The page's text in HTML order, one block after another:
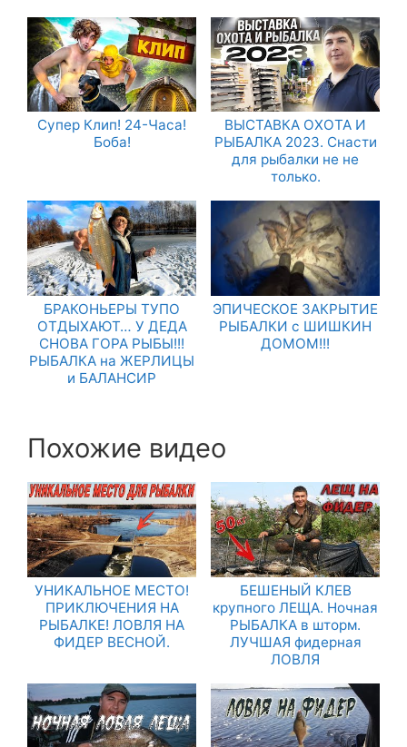
Супер Клип! 24-Часа!
Боба!
ВЫСТАВКА ОХОТА И
РЫБАЛКА 2023. Снасти
для рыбалки не не
только.
БРАКОНЬЕРЫ ТУПО
ОТДЫХАЮТ… У ДЕДА
СНОВА ГОРА РЫБЫ!!!
РЫБАЛКА на ЖЕРЛИЦЫ
и БАЛАНСИР
ЭПИЧЕСКОЕ ЗАКРЫТИЕ
РЫБАЛКИ с ШИШКИН
ДОМОМ!!!
Похожие видео
УНИКАЛЬНОЕ МЕСТО!
ПРИКЛЮЧЕНИЯ НА
РЫБАЛКЕ! ЛОВЛЯ НА
ФИДЕР ВЕСНОЙ.
БЕШЕНЫЙ КЛЕВ
крупного ЛЕЩА. Ночная
РЫБАЛКА в шторм.
ЛУЧШАЯ фидерная
ЛОВЛЯ